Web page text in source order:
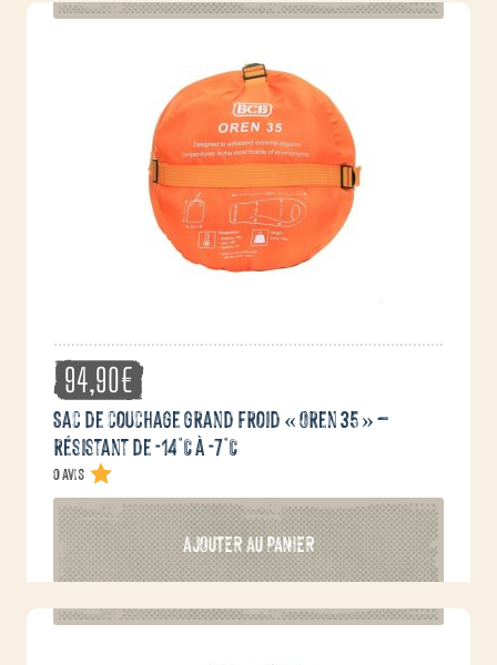
94,90€
Sac de couchage grand froid « Oren 35 » –
résistant de -14°C à -7°C
0 avis
AJOUTER AU PANIER